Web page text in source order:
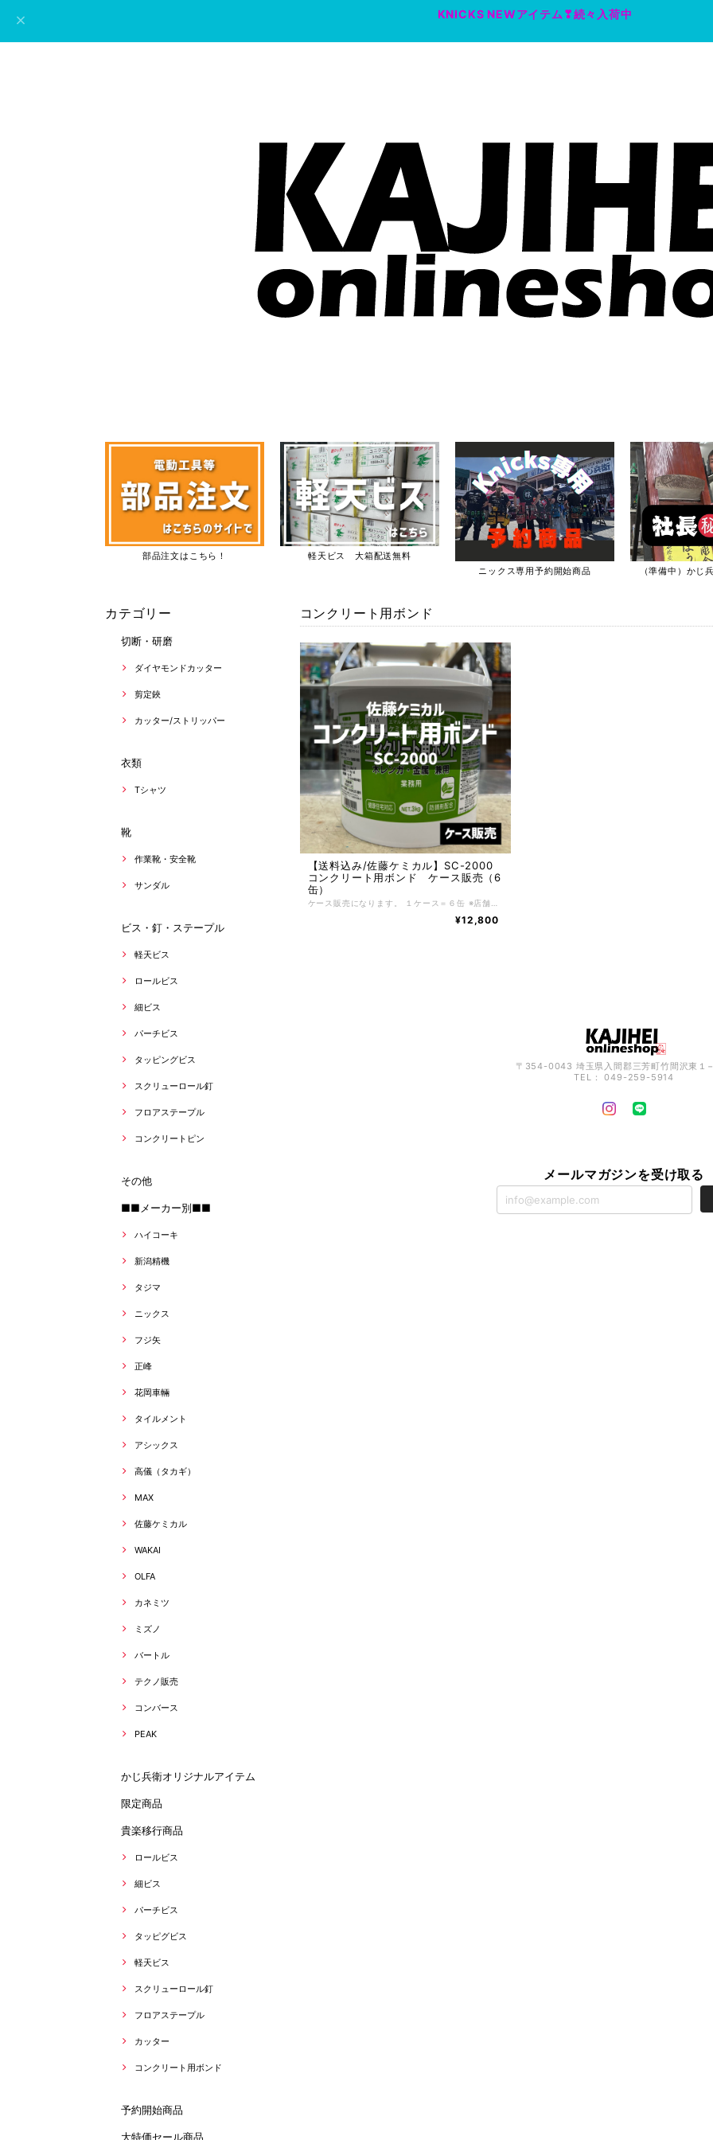
KNICKS NEWアイテム❣続々入荷中
部品注文はこちら！
軽天ビス 大箱配送無料
ニックス専用予約開始商品
（準備中）かじ
カテゴリー
切断・研磨
ダイヤモンドカッター
剪定鋏
カッター/ストリッパー
衣類
Tシャツ
靴
作業靴・安全靴
サンダル
ビス・釘・ステープル
軽天ビス
ロールビス
細ビス
パーチビス
タッピングビス
スクリューロール釘
フロアステープル
コンクリートピン
その他
■■メーカー別■■
ハイコーキ
新潟精機
タジマ
ニックス
フジ矢
正峰
花岡車輛
タイルメント
アシックス
高儀（タカギ）
MAX
佐藤ケミカル
WAKAI
OLFA
カネミツ
ミズノ
バートル
テクノ販売
コンバース
PEAK
かじ兵衛オリジナルアイテム
限定商品
貴楽移行商品
ロールビス
細ビス
パーチビス
タッピグビス
軽天ビス
スクリューロール釘
フロアステープル
カッター
コンクリート用ボンド
予約開始商品
大特価セール商品
コンクリート用ボンド
【送料込み/佐藤ケミカル】SC-2000
コンクリート用ボンド ケース販売（6
缶）
¥12,800
〒354-0043 埼玉県入間郡三芳町竹間沢東１
TEL： 049-259-5914
メールマガジンを受け取る